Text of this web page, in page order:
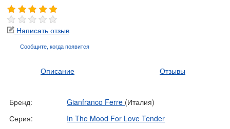
Написать отзыв
Сообщите, когдапоявится
Описание Отзывы
Бренд: Gianfranco Ferre (Италия)
Серия:
In The Mood For Love Tender